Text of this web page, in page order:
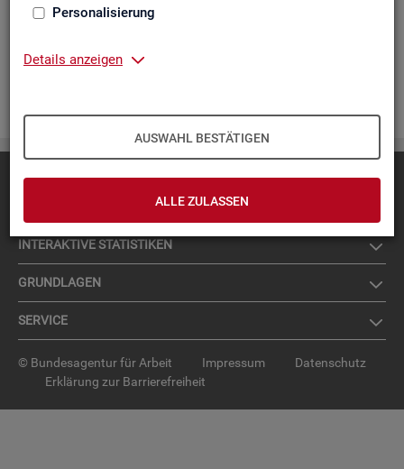
Personalisierung
Details anzeigen
AUSWAHL BESTÄTIGEN
ALLE ZULASSEN
an­de­re Neu­ig­kei­ten aus der Sta­tis­tik.
Die­ser Ser­vice ist selbst­ver­ständ­lich kos­ten­los.
IN­TER­AK­TI­VE STA­TIS­TI­KEN
GRUND­LA­GEN
SER­VICE
© Bundesagentur für Arbeit Impressum
Datenschutz
Erklärung zur Barrierefreiheit